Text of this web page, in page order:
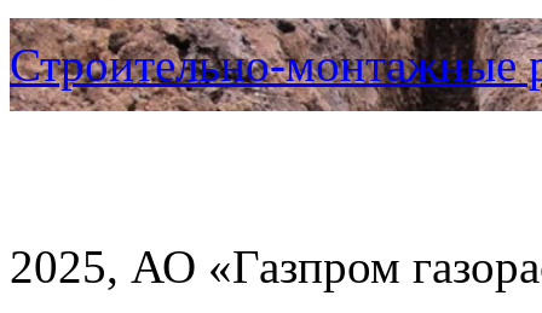
Строительно-монтажные
2025, АО «Газпром